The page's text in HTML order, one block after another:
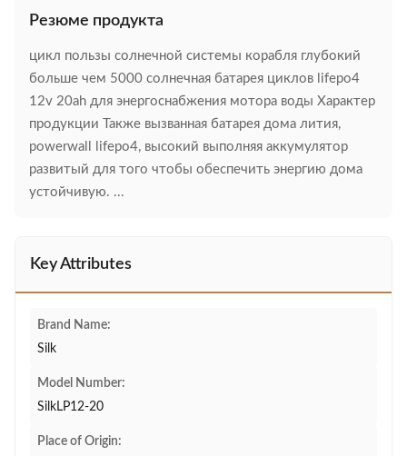
Резюме продукта
цикл пользы солнечной системы корабля глубокий
больше чем 5000 солнечная батарея циклов lifepo4
12v 20ah для энергоснабжения мотора воды Характер
продукции Также вызванная батарея дома лития,
powerwall lifepo4, высокий выполняя аккумулятор
развитый для того чтобы обеспечить энергию дома
устойчивую. ...
Key Attributes
Brand Name:
Silk
Model Number:
SilkLP12-20
Place of Origin: